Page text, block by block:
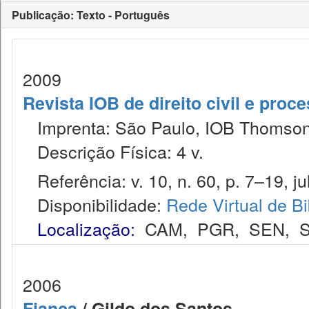
Publicação: Texto - Português
2009
Revista IOB de direito civil e
Imprenta: São Paulo, IOB
Descrição Física: 4 v.
Referência: v. 10, n. 60, p. 7–19,
Disponibilidade: Rede Virtual de
Localização: CAM, PGR, SEN,
2006